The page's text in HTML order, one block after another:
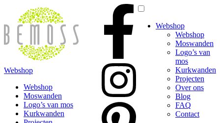
Webshop
Webshop
Moswanden
Logo’s van mos
Kurkwanden
Webshop
Webshop
Moswanden
Logo’s van
mos
Kurkwanden
Projecten
Over ons
Blog
FAQ
Contact